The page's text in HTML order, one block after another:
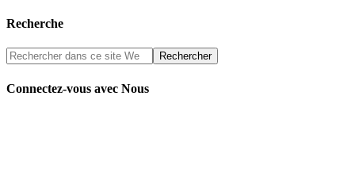
Recherche
Connectez-vous avec Nous